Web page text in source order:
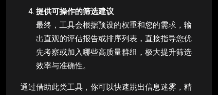
提供可操作的筛选建议
最终，工具会根据预设的权重和您的需求，输
出直观的评估报告或排序列表，直接指导您优
先考察或加入哪些高质量群组，极大提升筛选
效率与准确性。
通过借助此类工具，你可以快速跳出信息迷雾，精